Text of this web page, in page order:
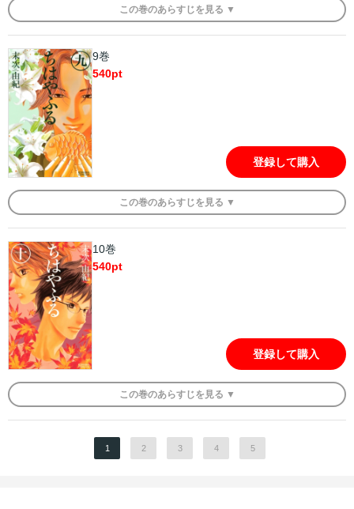
この巻のあらすじを 見る ▼
9巻
540pt
登録して購入
この巻のあらすじを 見る ▼
10巻
540pt
登録して購入
この巻のあらすじを 見る ▼
1 2 3 4 5